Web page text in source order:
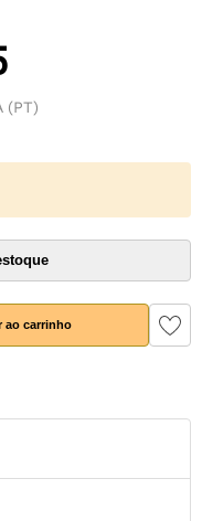
(PT)
ao carrinho